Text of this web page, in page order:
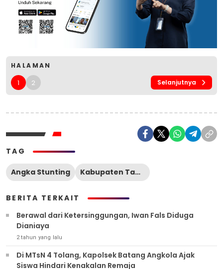
HALAMAN
1 2 Selanjutnya
TAG
Angka Stunting Kabupaten Tapanuli Selatan
BERITA TERKAIT
Berawal dari Ketersinggungan, Iwan Fals Diduga
Dianiaya
2 tahun yang lalu
Di MTsN 4 Tolang, Kapolsek Batang Angkola Ajak
Siswa Hindari Kenakalan Remaja